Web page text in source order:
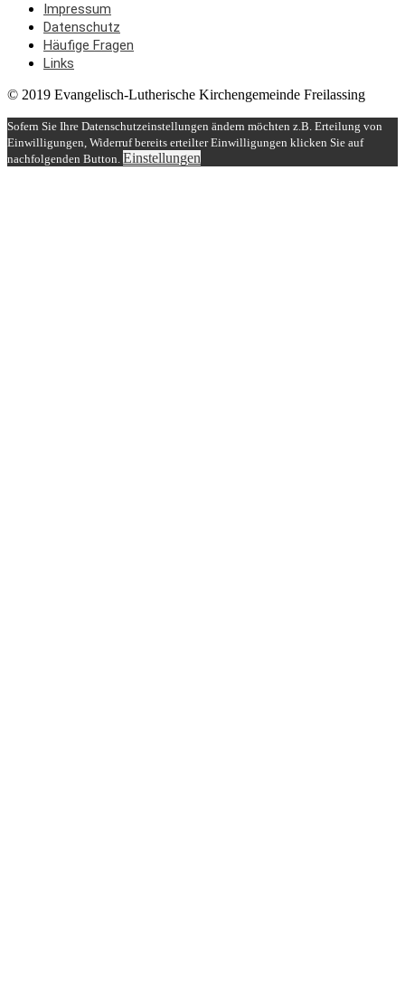
Impressum
Datenschutz
Häufige Fragen
Links
© 2019 Evangelisch-Lutherische Kirchengemeinde Freilassing
Sofern Sie Ihre Datenschutzeinstellungen ändern möchten z.B. Erteilung von
Einwilligungen, Widerruf bereits erteilter Einwilligungen klicken Sie auf
nachfolgenden Button. Einstellungen